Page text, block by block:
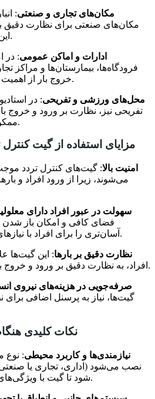
مکان‌های تجاری و صنعتی:
مکان‌های صنعتی برای نظارت دقیق
این نوع گیت‌ها نیاز دارند.
ادارات و اماکن عمومی: در
فرودگاه‌ها، بیمارستان‌ها و مراکز
خروج بار از اهمیت بالایی برخوردار است.
محل‌های ورزشی و تفریحی: در
تفریحی نیز، نظارت بر ورود و خروج
ممکن است ضروری باشد.
مزایای استفاده از گیت کنترل
امنیت بالا: گیت‌های کنترل تردد
می‌شوند، زیرا از ورود افراد و
سهولت در عبور افراد دارای
فضای کافی و امکان باز شدن
آسان‌تری را برای افراد با نیازهای ویژه فراهم می‌کنند.
نظارت دقیق بر بارها: این گیت‌ها
افراد، به نظارت دقیق بر ورود و خروج بارها نیز کمک می‌کنند.
صرفه‌جویی در هزینه‌های نیروی
گیت‌ها، نیاز به پرسنل اضافی
نکات کلیدی
نیازمندی‌ها و کاربرد محیطی: نوع
نصب می‌شود (اداری، تجاری یا
شود تا گیت با ویژگی‌های مناسب انتخاب شود.